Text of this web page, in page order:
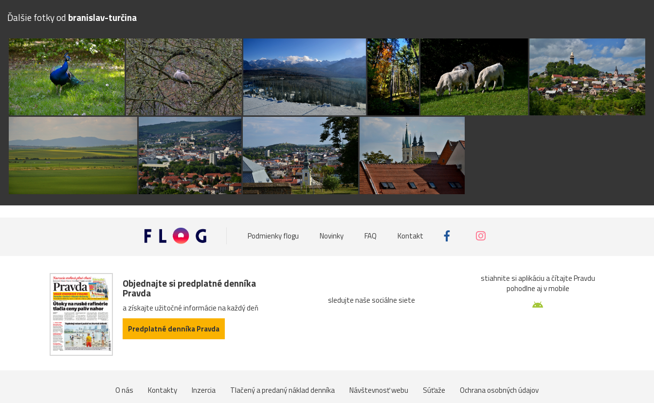
Ďalšie fotky od branislav-turčina
Podmienky flogu Novinky FAQ Kontakt
Objednajte si predplatné denníka
Pravda
a získajte užitočné informácie na každý deň
Predplatné denníka Pravda
sledujte naše sociálne siete
stiahnite si aplikáciu a čítajte Pravdu
pohodlne aj v mobile
O nás Kontakty Inzercia Tlačený a predaný náklad denníka Návštevnosť webu Súťaže Ochrana osobných údajov